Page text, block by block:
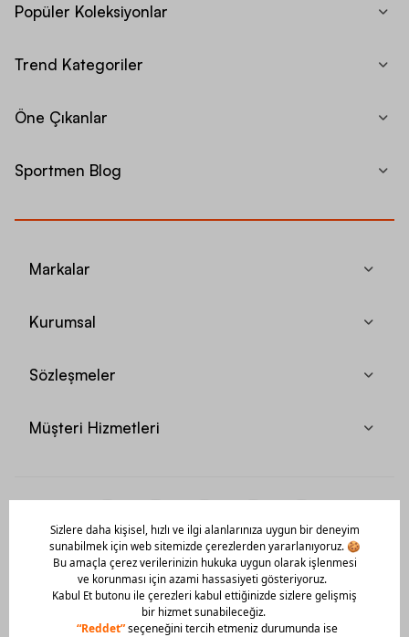
Popüler Koleksiyonlar
Trend Kategoriler
Öne Çıkanlar
Sportmen Blog
Markalar
Kurumsal
Sözleşmeler
Müşteri Hizmetleri
Mobil Uygulamamızı Hemen İndir!